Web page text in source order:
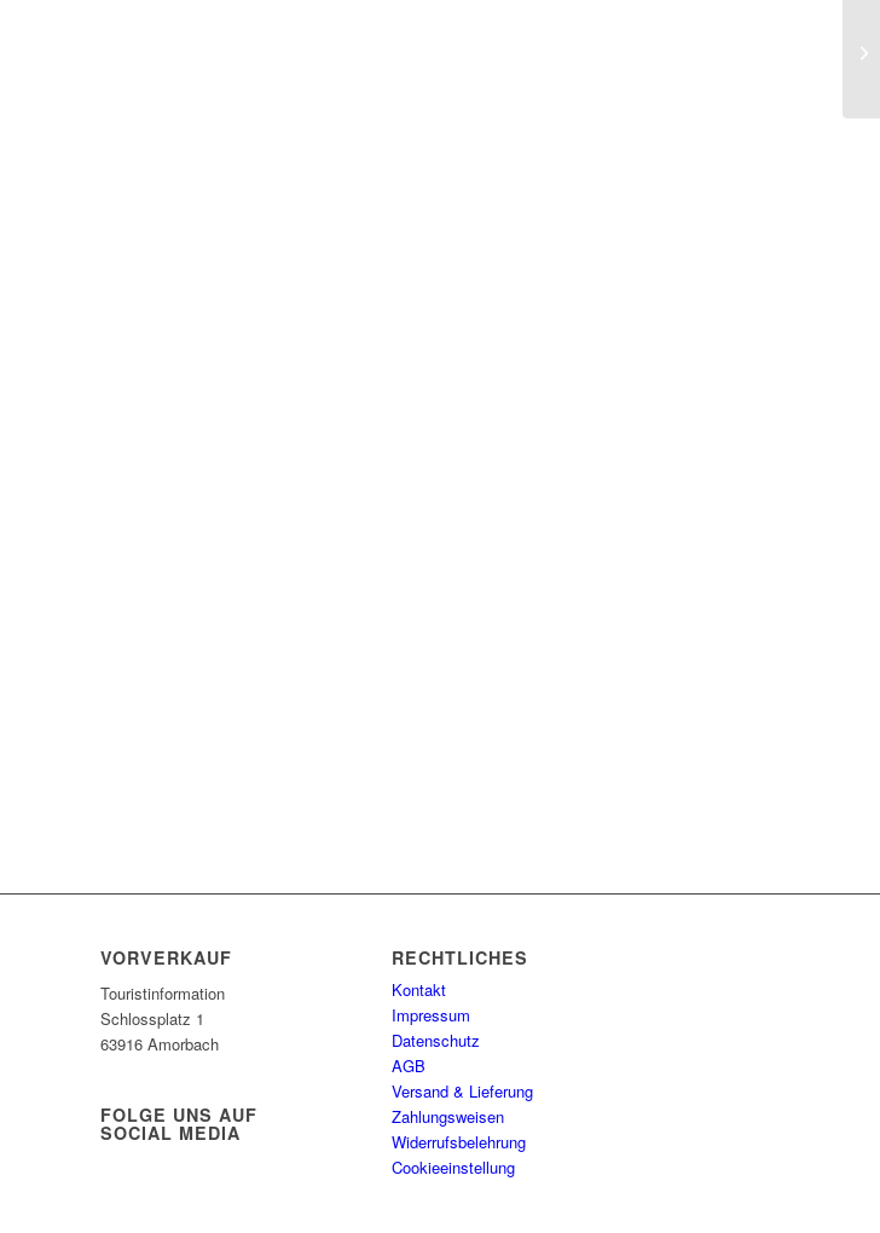
VORVERKAUF
Touristinformation
Schlossplatz 1
63916 Amorbach
FOLGE UNS AUF
SOCIAL MEDIA
RECHTLICHES
Kontakt
Impressum
Datenschutz
AGB
Versand & Lieferung
Zahlungsweisen
Widerrufsbelehrung
Cookieeinstellung